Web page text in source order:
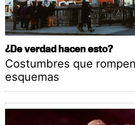
¿De verdad hacen esto?
Costumbres que
esquemas